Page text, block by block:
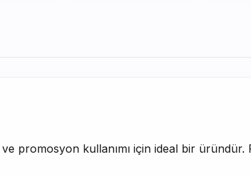
promosyon kullanımı için ideal bir üründür.